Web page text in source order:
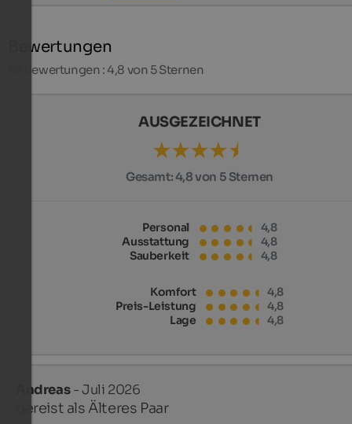
Bewertungen
Bewertungen : 4,8 von 5 Sternen
AUSGEZEICHNET
Gesamt:4,8 von 5 Sternen
Personal
4,8
Ausstattung
4,8
Sauberkeit
4,8
Komfort
4,8
Preis-Leistung
4,8
Lage
4,8
Andreas- Juli 2026
gereist als Älteres Paar